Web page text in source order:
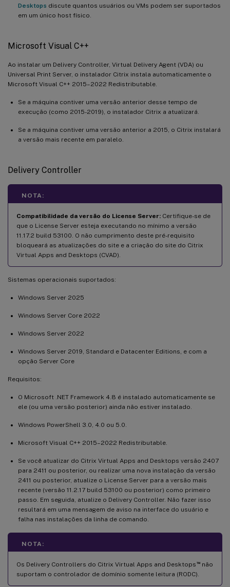
Desktops discute quantos usuários ou VMs podem ser suportados
em um único host físico.
Microsoft Visual C++
Ao instalar um Delivery Controller, Virtual Delivery Agent (VDA) ou
Universal Print Server, o instalador Citrix instala automaticamente o
Microsoft Visual C++ 2015–2022 Redistributable.
Se a máquina contiver uma versão anterior desse tempo de
execução (como 2015-2019), o instalador Citrix a atualizará.
Se a máquina contiver uma versão anterior a 2015, o Citrix instalará
a versão mais recente em paralelo.
Delivery Controller
NOTA:
Compatibilidade da versão do License Server: Certifique-se de
que o License Server esteja executando no mínimo a versão
11.17.2 build 53100. O não cumprimento deste pré-requisito
bloqueará as atualizações do site e a criação do site do Citrix
Virtual Apps and Desktops (CVAD).
Sistemas operacionais suportados:
Windows Server 2025
Windows Server Core 2022
Windows Server 2022
Windows Server 2019, Standard e Datacenter Editions, e com a
opção Server Core
Requisitos:
O Microsoft .NET Framework 4.8 é instalado automaticamente se
ele (ou uma versão posterior) ainda não estiver instalado.
Windows PowerShell 3.0, 4.0 ou 5.0.
Microsoft Visual C++ 2015–2022 Redistributable.
Se você atualizar do Citrix Virtual Apps and Desktops versão 2407
para 2411 ou posterior, ou realizar uma nova instalação da versão
2411 ou posterior, atualize o License Server para a versão mais
recente (versão 11.2.17 build 53100 ou posterior) como primeiro
passo. Em seguida, atualize o Delivery Controller. Não fazer isso
resultará em uma mensagem de aviso na interface do usuário e
falha nas instalações da linha de comando.
NOTA:
Os Delivery Controllers do Citrix Virtual Apps and Desktops ™não
suportam o controlador de domínio somente leitura (RODC).